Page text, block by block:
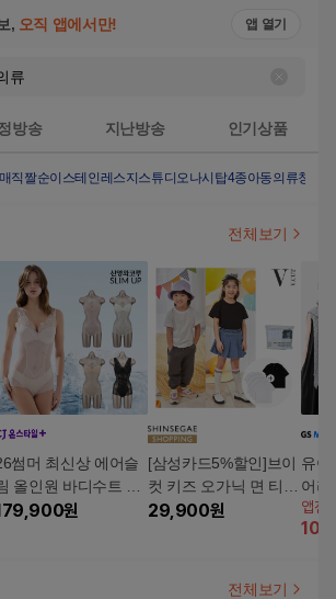
, 오직 앱에서만! 앱 열기
방송 지난방송 인기상품
직짤순이스테인레스지스튜디오나시탑4종아동의류청호
전체보기
썸머 최신상 에어슬
올인원 바디수트 4
원
[삼성카드5%할인]브이
컷 키즈 오가닉 면 티셔
츠 6장
29,900원
유아
어리
종
앱전
10
전체보기